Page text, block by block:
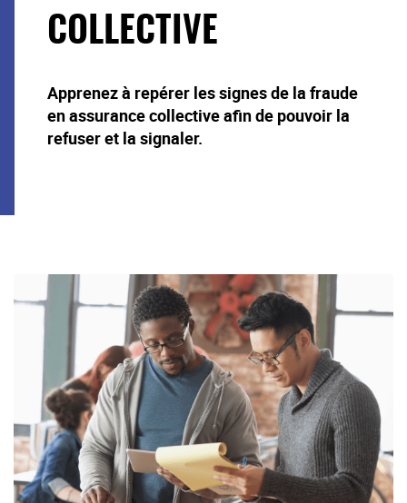
COLLECTIVE
Apprenez à repérer les signes de la fraude
en assurance collective afin de pouvoir la
refuser et la signaler.